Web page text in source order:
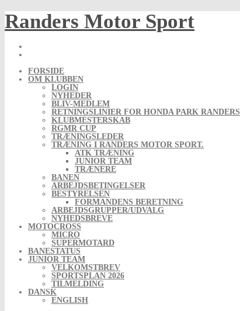
Skip
to
content
Randers Motor Sport
FORSIDE
OM KLUBBEN
LOGIN
NYHEDER
BLIV-MEDLEM
RETNINGSLINIER FOR HONDA PARK RANDERS
KLUBMESTERSKAB
RGMR CUP
TRÆNINGSLEDER
TRÆNING I RANDERS MOTOR SPORT.
ATK TRÆNING
JUNIOR TEAM
TRÆNERE
BANEN
ARBEJDSBETINGELSER
BESTYRELSEN
FORMANDENS BERETNING
ARBEJDSGRUPPER/UDVALG
NYHEDSBREVE
MOTOCROSS
MICRO
SUPERMOTARD
BANESTATUS
JUNIOR TEAM
VELKOMSTBREV
SPORTSPLAN 2026
TILMELDING
DANSK
ENGLISH